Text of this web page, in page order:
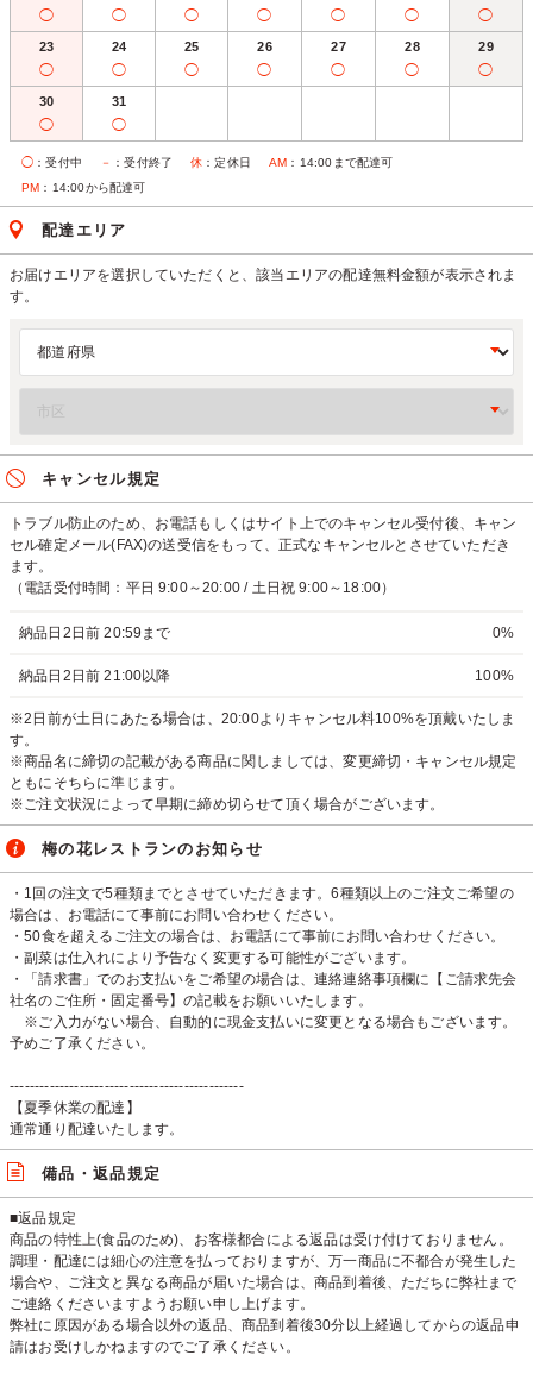
◯ ◯ ◯ ◯ ◯ ◯ ◯
23
◯
24
◯
25
◯
26
◯
27
◯
28
◯
29
◯
30
◯
31
◯
◯ ：受付中 － ：受付終了 休 ：定休日 AM ：14:00まで配達可
PM ：14:00から配達可
配達エリア
お届けエリアを選択していただくと、該当エリアの配達無料金額が表示されま
す。
キャンセル規定
トラブル防止のため、お電話もしくはサイト上でのキャンセル受付後、キャン
セル確定メール(FAX)の送受信をもって、正式なキャンセルとさせていただき
ます。
（電話受付時間：平日 9:00～20:00 / 土日祝 9:00～18:00）
納品日2日前 20:59まで 0%
納品日2日前 21:00以降 100%
※2日前が土日にあたる場合は、20:00よりキャンセル料100%を頂戴いたしま
す。
※商品名に締切の記載がある商品に関しましては、変更締切・キャンセル規定
ともにそちらに準じます。
※ご注文状況によって早期に締め切らせて頂く場合がございます。
梅の花レストランのお知らせ
・1回の注文で5種類までとさせていただきます。6種類以上のご注文ご希望の
場合は、お電話にて事前にお問い合わせください。
・50食を超えるご注文の場合は、お電話にて事前にお問い合わせください。
・副菜は仕入れにより予告なく変更する可能性がございます。
・「請求書」でのお支払いをご希望の場合は、連絡連絡事項欄に【ご請求先会
社名のご住所・固定番号】の記載をお願いいたします。
※ご入力がない場合、自動的に現金支払いに変更となる場合もございます。
予めご了承ください。
-----------------------------------------------
【夏季休業の配達】
通常通り配達いたします。
備品・返品規定
■返品規定
商品の特性上(食品のため)、お客様都合による返品は受け付けておりません。
調理・配達には細心の注意を払っておりますが、万一商品に不都合が発生した
場合や、ご注文と異なる商品が届いた場合は、商品到着後、ただちに弊社まで
ご連絡くださいますようお願い申し上げます。
弊社に原因がある場合以外の返品、商品到着後30分以上経過してからの返品申
請はお受けしかねますのでご了承ください。